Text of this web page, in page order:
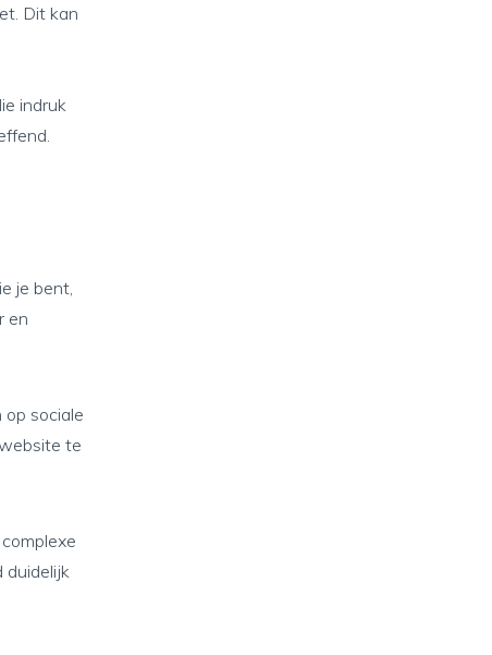
Dit kan
indruk
je bent,
en
sociale
te
duidelijk